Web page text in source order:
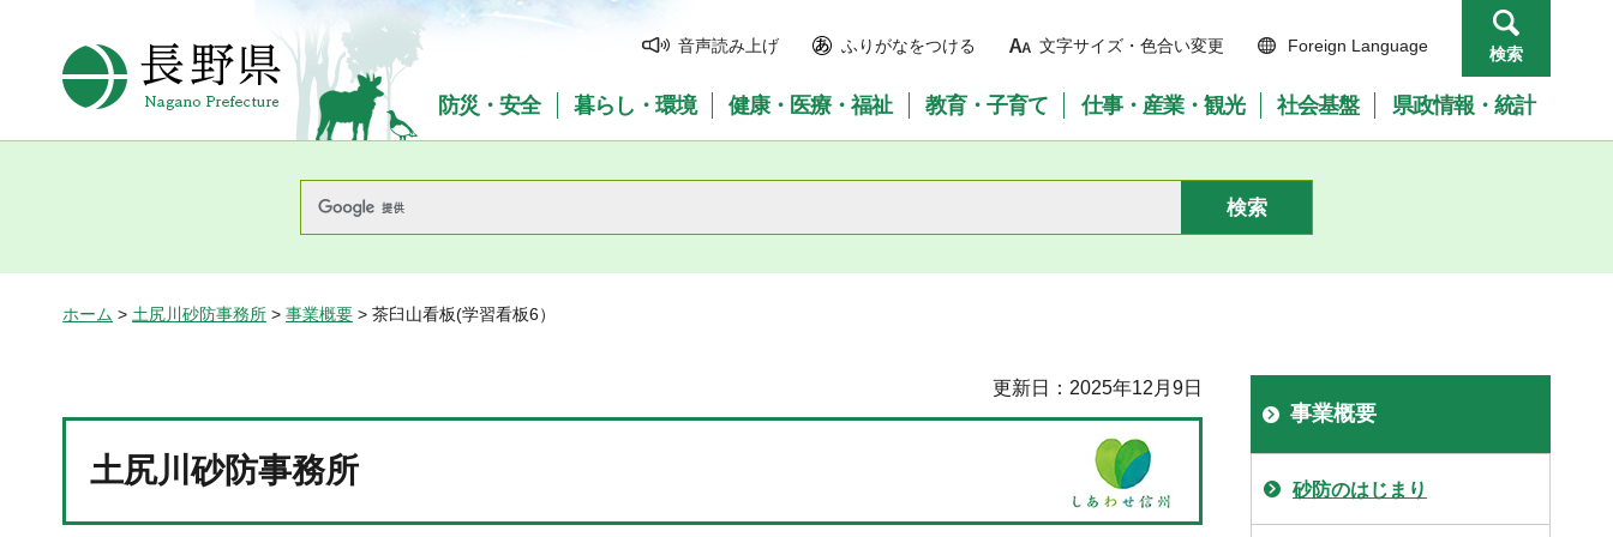
長野県Nagano Prefecture
音声読み上げ ふりがなをつける 文字サイズ・色合い変更 Foreign Language 検索
防災・安全 暮らし・環境 健康・医療・福祉 教育・子育て 仕事・産業・観光 社会基盤 県政情報・統計
ホーム > 土尻川砂防事務所 > 事業概要 > 茶臼山看板(学習看板6）
更新日：2025年12月9日
土尻川砂防事務所
事業概要
砂防のはじまり